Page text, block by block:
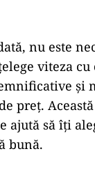
când apar
iar în
financiar
de
ce ai